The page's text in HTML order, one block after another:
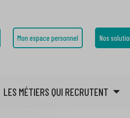
Mon espace personnel Nos
LES MÉTIERS QUI RECRUTENT